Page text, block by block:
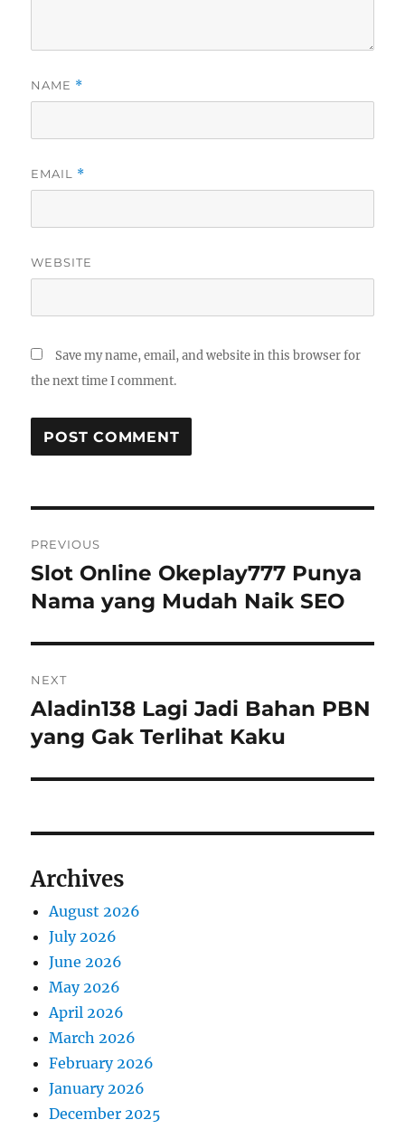
NAME *
EMAIL *
WEBSITE
Save my name, email, and website in this browser for
the next time I comment.
navigation
PREVIOUS
Previous
post:
Slot Online Okeplay777 Punya
Nama yang Mudah Naik SEO
NEXT
Next
post:
Aladin138 Lagi Jadi Bahan PBN
yang Gak Terlihat Kaku
Archives
August 2026
July 2026
June 2026
May 2026
April 2026
March 2026
February 2026
January 2026
December 2025